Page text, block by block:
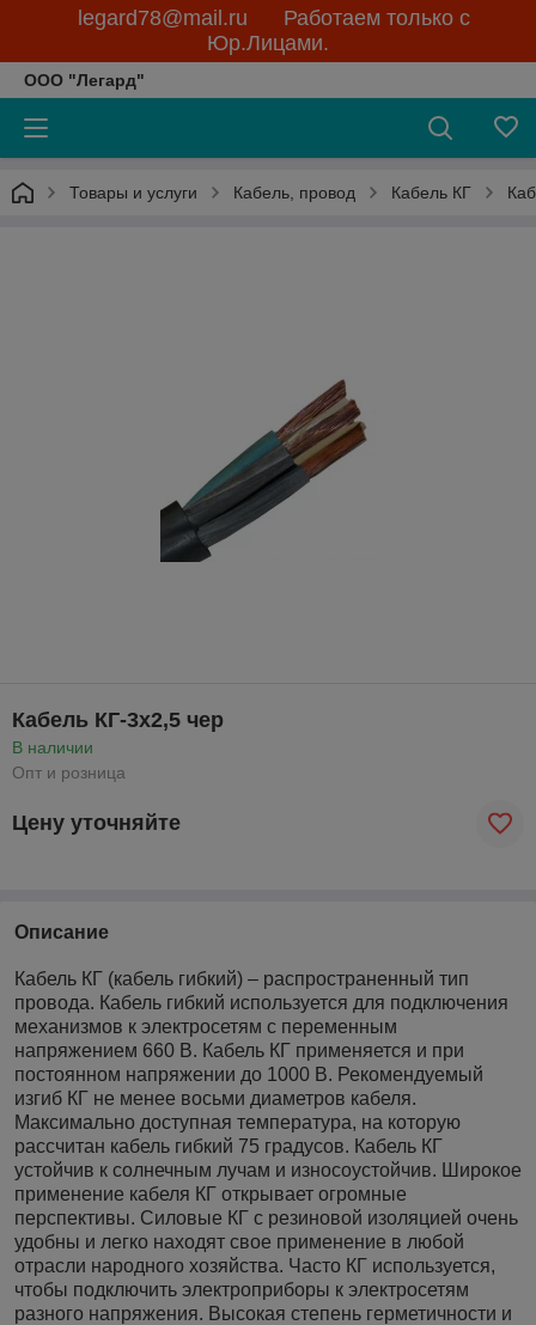
legard78@mail.ru Работаем только с
Юр.Лицами.
ООО "Легард"
Товары и услуги Кабель, провод Кабель КГ
Кабель КГ-3х2,5 чер
В наличии
Опт и розница
Цену уточняйте
Описание
Кабель КГ (кабель гибкий) – распространенный тип
провода. Кабель гибкий используется для подключения
механизмов к электросетям с переменным
напряжением 660 В. Кабель КГ применяется и при
постоянном напряжении до 1000 В. Рекомендуемый
изгиб КГ не менее восьми диаметров кабеля.
Максимально доступная температура, на которую
рассчитан кабель гибкий 75 градусов. Кабель КГ
устойчив к солнечным лучам и износоустойчив. Широкое
применение кабеля КГ открывает огромные
перспективы. Силовые КГ с резиновой изоляцией очень
удобны и легко находят свое применение в любой
отрасли народного хозяйства. Часто КГ используется,
чтобы подключить электроприборы к электросетям
разного напряжения. Высокая степень герметичности и